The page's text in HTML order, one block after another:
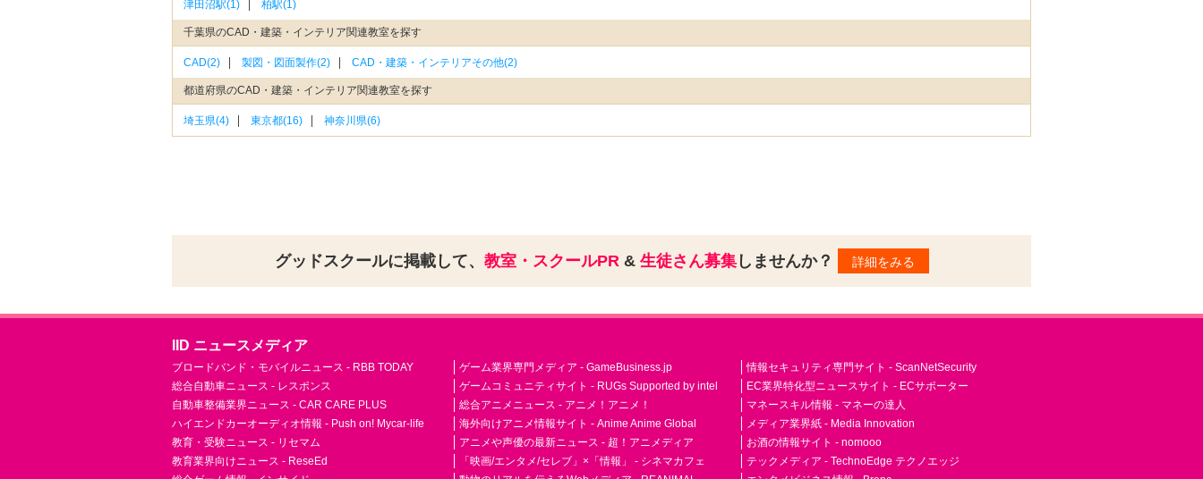
津田沼駅(1) 柏駅(1)
千葉県のCAD・建築・インテリア関連教室を探す
CAD(2) 製図・図面製作(2) CAD・建築・インテリアその他(2)
都道府県のCAD・建築・インテリア関連教室を探す
埼玉県(4) 東京都(16) 神奈川県(6)
グッドスクールに掲載して、 教室・スクールPR& 生徒さん募集しませんか？ 詳細をみる
IID ニュースメディア
ブロードバンド・モバイルニュース - RBB TODAY
総合自動車ニュース - レスポンス
自動車整備業界ニュース - CAR CARE PLUS
ハイエンドカーオーディオ情報 - Push on! Mycar-life
教育・受験ニュース - リセマム
教育業界向けニュース - ReseEd
ゲーム業界専門メディア - GameBusiness.jp
ゲームコミュニティサイト - RUGs Supported by intel
総合アニメニュース - アニメ！アニメ！
海外向けアニメ情報サイト - Anime Anime Global
アニメや声優の最新ニュース - 超！アニメディア
「映画/エンタメ/セレブ」×「情報」 - シネマカフェ
情報セキュリティ専門サイト - ScanNetSecurity
EC業界特化型ニュースサイト - ECサポーター
マネースキル情報 - マネーの達人
メディア業界紙 - Media Innovation
お酒の情報サイト - nomooo
テックメディア - TechnoEdge テクノエッジ